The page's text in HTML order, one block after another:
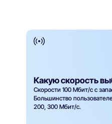
Какую скорость
Скорости 100 Мбит/с с
Большинство
200, 300 Мбит/с.